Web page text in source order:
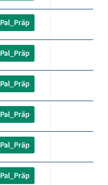
Pal_Präp
Pal_Präp
Pal_Präp
Pal_Präp
Pal_Präp
Pal_Präp